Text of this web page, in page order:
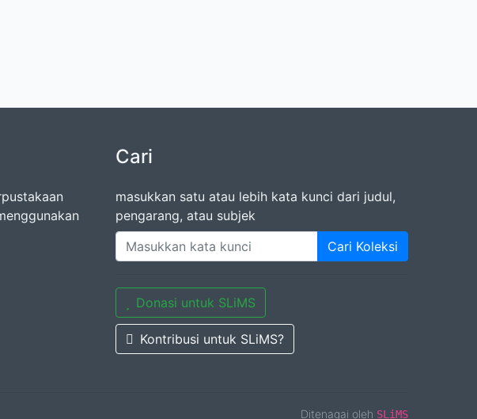
Cari
masukkan satu atau lebih kata kunci dari judul,
pengarang, atau subjek
Cari Koleksi
Donasi untuk SLiMS
Kontribusi untuk SLiMS?
Ditenagai oleh SLiMS